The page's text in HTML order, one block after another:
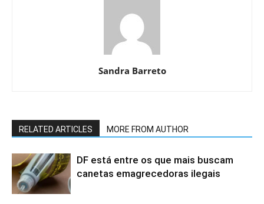
Sandra Barreto
RELATED ARTICLES MORE FROM AUTHOR
DF está entre os que mais buscam
canetas emagrecedoras ilegais